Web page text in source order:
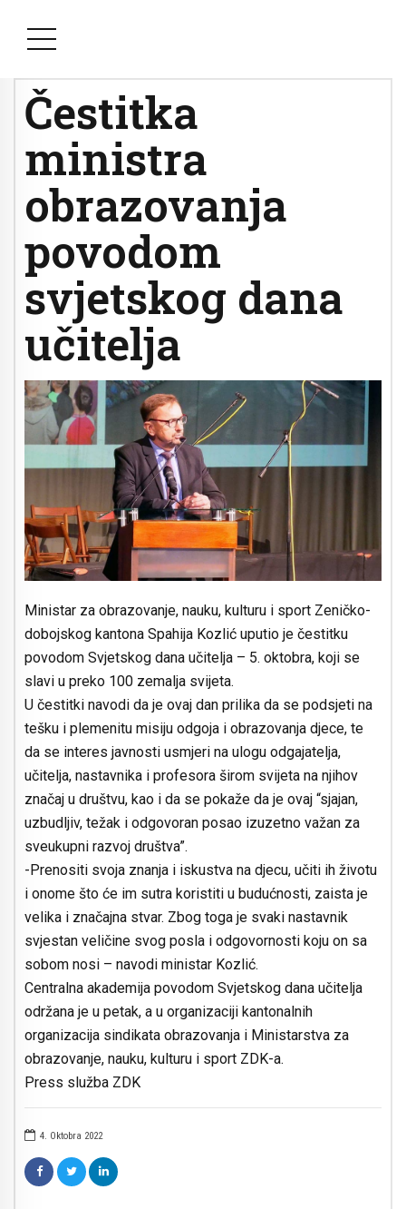
4. Oktobra 2022
Čestitka
ministra
obrazovanja
povodom
svjetskog dana
učitelja
Ministar za obrazovanje, nauku, kulturu i sport Zeničko-
dobojskog kantona Spahija Kozlić uputio je čestitku
povodom Svjetskog dana učitelja – 5. oktobra, koji se
slavi u preko 100 zemalja svijeta.
U čestitki navodi da je ovaj dan prilika da se podsjeti na
tešku i plemenitu misiju odgoja i obrazovanja djece, te
da se interes javnosti usmjeri na ulogu odgajatelja,
učitelja, nastavnika i profesora širom svijeta na njihov
značaj u društvu, kao i da se pokaže da je ovaj “sjajan,
uzbudljiv, težak i odgovoran posao izuzetno važan za
sveukupni razvoj društva”.
-Prenositi svoja znanja i iskustva na djecu, učiti ih životu
i onome što će im sutra koristiti u budućnosti, zaista je
velika i značajna stvar. Zbog toga je svaki nastavnik
svjestan veličine svog posla i odgovornosti koju on sa
sobom nosi – navodi ministar Kozlić.
Centralna akademija povodom Svjetskog dana učitelja
održana je u petak, a u organizaciji kantonalnih
organizacija sindikata obrazovanja i Ministarstva za
obrazovanje, nauku, kulturu i sport ZDK-a.
Press služba ZDK